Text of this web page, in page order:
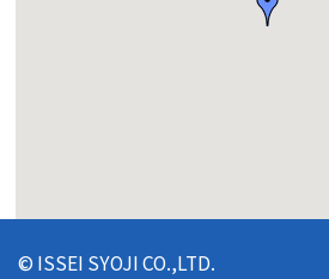
© ISSEI SYOJI CO.,LTD.